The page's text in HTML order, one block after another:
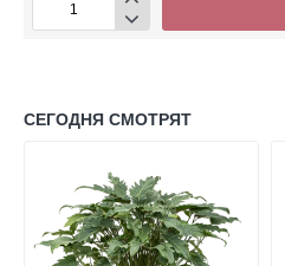
СЕГОДНЯ СМОТРЯТ